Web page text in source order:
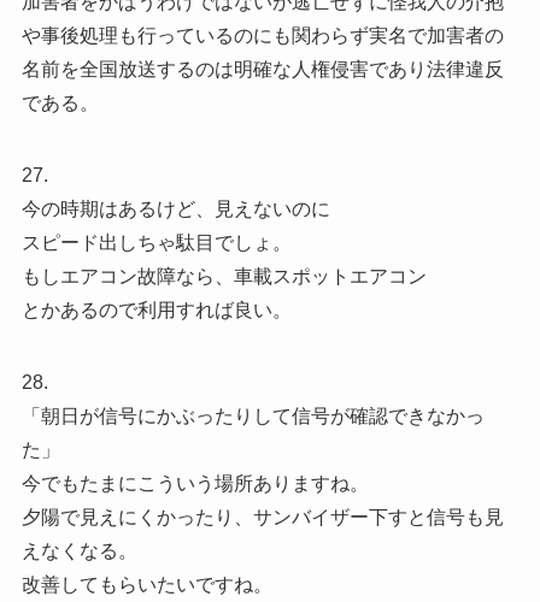
や事後処理も行っているのにも関わらず実名で加害者の
名前を全国放送するのは明確な人権侵害であり法律違反
である。
27.
今の時期はあるけど、見えないのに
スピード出しちゃ駄目でしょ。
もしエアコン故障なら、車載スポットエアコン
とかあるので利用すれば良い。
28.
「朝日が信号にかぶったりして信号が確認できなかっ
た」
今でもたまにこういう場所ありますね。
夕陽で見えにくかったり、サンバイザー下すと信号も見
えなくなる。
改善してもらいたいですね。